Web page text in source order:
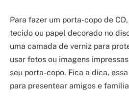
Para fazer um porta-copo de
tecido ou papel decorado no
uma camada de verniz para
usar fotos ou imagens
seu porta-copo. Fica a dica,
para presentear amigos e